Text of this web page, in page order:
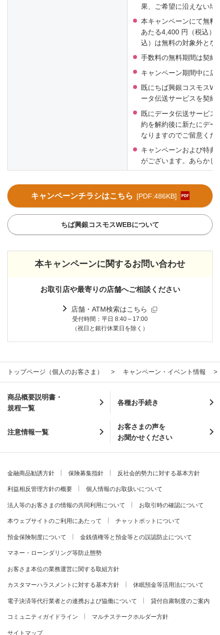
果、ご希望に沿えない場
本キャンペーンにて無料
あたる4,400 円（税込）
込）は無料の対象外とな
手数料の無料期間は契約
キャンペーン期間中に店
既にちば興銀コスモス
ータ伝送サービスを契約
既にデータ伝送サービス
約を解約後に新たにデー
なりますのでご留意くだ
キャンペーンおよび特典
がございます。あらかじ
キャンペーンチラシはこちら [PDF:486KB]
ちば興銀コスモスWEBについて
本キャンペーンに関するお問い合わせ
お取引店や最寄りの店舗へご相談ください
店舗・ATM検索はこちら
受付時間：平日 8:40～17:00
（祝日と銀行休業日を除く）
トップページ（個人のお客さま） キャンペーン・イベント情報
商品概要説明書・
規程一覧
各種お手続き
注意情報一覧
お客さまの声を
お聞かせください
金融商品勧誘方針 保険募集指針 反社会的勢力に対する基本方針
利益相反管理方針の概要 個人情報のお取扱いについて
法人等のお客さまの情報の共同利用について お取引時の確認について
本ウェブサイトのご利用にあたって チャットボットについて
預金保険制度について 金銭債権等と預金等との誤認防止について
マネー・ローンダリング等防止態勢
お客さま本位の業務運営に関する取組方針
カスタマーハラスメントに対する基本方針 休眠預金等活用法について
電子決済等代行業者との連携および協働について 貸付自粛制度のご案内
コミュニティガイドライン マルチステークホルダー方針
サイトマップ